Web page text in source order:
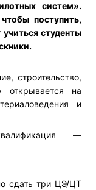
систем».
поступить,
учиться студенты
строительство,
открывается на
и
—
сдать три ЦЭ/ЦТ